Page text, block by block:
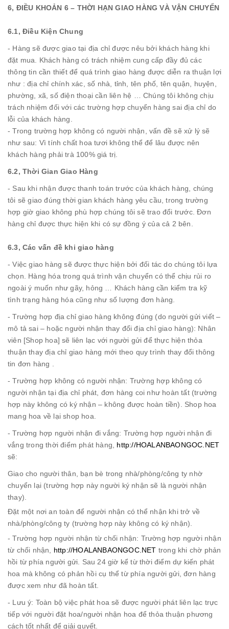
6, ĐIỀU KHOẢN 6 – THỜI HẠN GIAO HÀNG VÀ VẬN CHUYỂN
6.1, Điều Kiện Chung
- Hàng sẽ được giao tại địa chỉ được nêu bởi khách hàng khi
đặt mua. Khách hàng có trách nhiệm cung cấp đầy đủ các
thông tin cần thiết để quá trình giao hàng được diễn ra thuận lợi
như : địa chỉ chính xác, số nhà, tỉnh, tên phố, tên quận, huyện,
phường, xã, số điện thoại cần liên hệ … Chúng tôi không chịu
trách nhiệm đối với các trường hợp chuyển hàng sai địa chỉ do
lỗi của khách hàng.
- Trong trường hợp không có người nhận, vấn đề sẽ xử lý sẽ
như sau: Vì tính chất hoa tươi không thể để lâu được nên
khách hàng phải trà 100% giá trị.
6.2, Thời Gian Giao Hàng
- Sau khi nhận được thanh toán trước của khách hàng, chúng
tôi sẽ giao đúng thời gian khách hàng yêu cầu, trong trường
hợp giờ giao không phù hợp chúng tôi sẽ trao đổi trước. Đơn
hàng chỉ được thực hiện khi có sự đồng ý của cả 2 bên.
6.3, Các vấn đề khi giao hàng
- Việc giao hàng sẽ được thực hiện bởi đối tác do chúng tôi lựa
chọn. Hàng hóa trong quá trình vận chuyển có thể chịu rủi ro
ngoài ý muốn như gãy, hỏng … Khách hàng cần kiểm tra kỹ
tình trạng hàng hóa cũng như số lượng đơn hàng.
- Trường hợp địa chỉ giao hàng không đúng (do người gửi viết –
mô tả sai – hoặc người nhận thay đổi địa chỉ giao hàng): Nhân
viên [Shop hoa] sẽ liên lạc với người gửi để thực hiện thỏa
thuận thay địa chỉ giao hàng mới theo quy trình thay đổi thông
tin đơn hàng .
- Trường hợp không có người nhận: Trường hợp không có
người nhận tại địa chỉ phát, đơn hàng coi như hoàn tất (trường
hợp này không có ký nhận – không được hoàn tiền). Shop hoa
mang hoa về lại shop hoa.
- Trường hợp người nhận đi vắng: Trường hợp người nhận đi
vắng trong thời điểm phát hàng, http://HOALANBAONGOC.NET
sẽ:
Giao cho người thân, bạn bè trong nhà/phòng/công ty nhờ
chuyển lại (trường hợp này người ký nhận sẽ là người nhận
thay).
Đặt một nơi an toàn để người nhận có thể nhận khi trở về
nhà/phòng/công ty (trường hợp này không có ký nhận).
- Trường hợp người nhận từ chối nhận: Trường hợp người nhận
từ chối nhận, http://HOALANBAONGOC.NET trong khi chờ phản
hồi từ phía người gửi. Sau 24 giờ kể từ thời điểm dự kiến phát
hoa mà không có phản hồi cụ thể từ phía người gửi, đơn hàng
được xem như đã hoàn tất.
- Lưu ý: Toàn bộ việc phát hoa sẽ được người phát liên lạc trực
tiếp với người đặt hoa/người nhận hoa để thỏa thuận phương
cách tốt nhất để giải quyết.